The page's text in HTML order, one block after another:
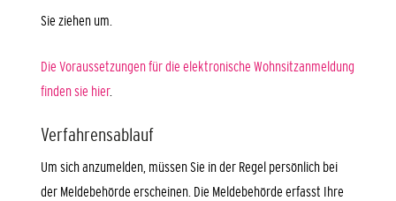
Sie ziehen um.
Die Voraussetzungen für die elektronische Wohnsitzanmeldung
finden sie hier.
Verfahrensablauf
Um sich anzumelden, müssen Sie in der Regel persönlich bei
der Meldebehörde erscheinen. Die Meldebehörde erfasst Ihre